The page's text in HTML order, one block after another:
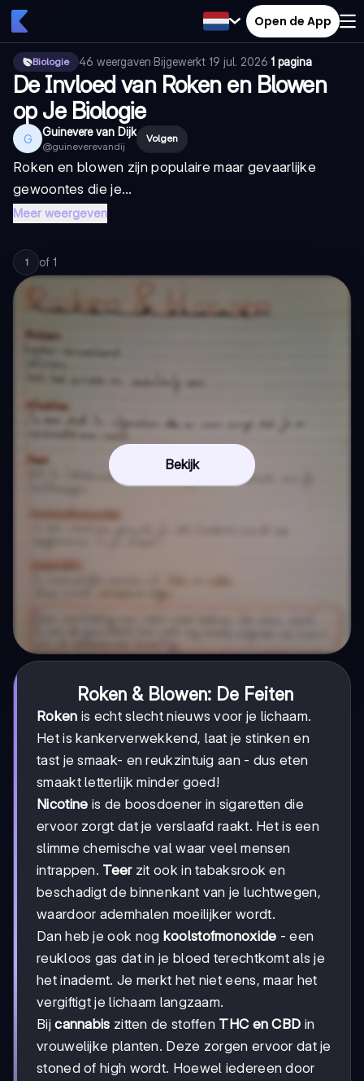
Open de App
Biologie 46 weergaven·Bijgewerkt 19 jul. 2026·1 pagina
De Invloed van Roken en Blowen
op Je Biologie
G Guinevere van Dijk
@guineverevandij
Volgen
Roken en blowen zijn populaire maar gevaarlijke
gewoontes die je...
Meer weergeven
1 of 1
Bekijk
Roken & Blowen: De Feiten
Roken is echt slecht nieuws voor je lichaam.
Het is kankerverwekkend, laat je stinken en
tast je smaak- en reukzintuig aan - dus eten
smaakt letterlijk minder goed!
Nicotine is de boosdoener in sigaretten die
ervoor zorgt dat je verslaafd raakt. Het is een
slimme chemische val waar veel mensen
intrappen. Teerzit ook in tabaksrook en
beschadigt de binnenkant van je luchtwegen,
waardoor ademhalen moeilijker wordt.
Dan heb je ook nog koolstofmonoxide - een
reukloos gas dat in je bloed terechtkomt als je
het inademt. Je merkt het niet eens, maar het
vergiftigt je lichaam langzaam.
Bijcannabis zitten de stoffen THC en CBD in
vrouwelijke planten. Deze zorgen ervoor dat je
stoned of high wordt. Hoewel iedereen door